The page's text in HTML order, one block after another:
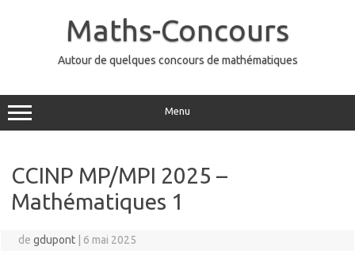
Maths-Concours
Autour de quelques concours de mathématiques
Menu
CCINP MP/MPI 2025 –
Mathématiques 1
de gdupont 6 mai 2025